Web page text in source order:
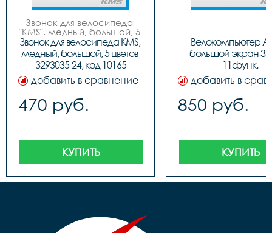
Звонок для велосипеда
"KMS", медный, большой, 5
цветов (син/черн, красн/
черн, золот/черн, бело/
черн, черн/черн), инд.
упак. (блистер).
Звонок для велосипеда KMS,
медный, большой, 5 цветов
3293035-24, код 10165
добавить в сравнение
470 руб.
КУПИТЬ
Велокомпьютер
большой экран
11функ.
добавить в
850 руб.
КУПИТЬ